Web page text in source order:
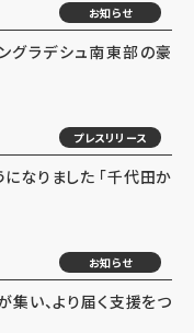
お知らせ
グラデシュ南東部の豪
プレスリリース
なりました 「千代田か
お知らせ
集い、より届く支援をつ